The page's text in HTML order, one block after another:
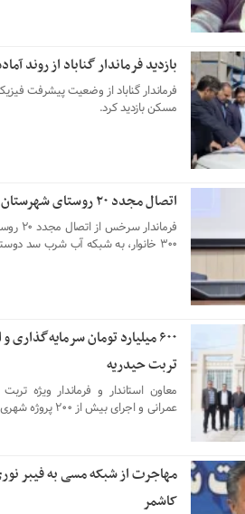
بازدید فرماندار گناباد از روند آماده‌سازی سایت
مسکن بازدید کرد.
اتصال مجدد ۲۰ روستای شهرستان سرخس به شبکه آب شرب سد دوستی
۳۰۰ خانوار، به شبکه آب شرب سد دوستی خبر داد.
تربت حیدریه
عمرانی و اجرای بیش از ۲۰۰ پروژه شهری در تربت حیدریه خبر داد.
مهاجرت از شبکه مسی به فیبر
کاشمر